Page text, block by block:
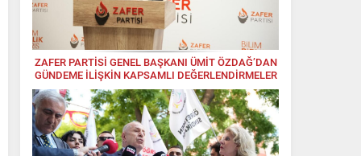
ZAFER PARTİSİ GENEL BAŞKANI ÜMİT ÖZDAĞ’DAN
GÜNDEME İLİŞKİN KAPSAMLI DEĞERLENDİRMELER